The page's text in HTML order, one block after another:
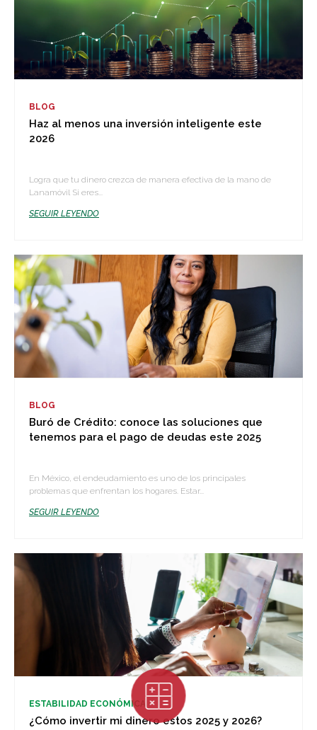
BLOG
Haz al menos una inversión inteligente este
2026
Logra que tu dinero crezca de manera efectiva de la mano de
Lanamóvil Si eres...
SEGUIR LEYENDO
BLOG
Buró de Crédito: conoce las soluciones que
tenemos para el pago de deudas este 2025
En México, el endeudamiento es uno de los principales
problemas que enfrentan los hogares. Estar...
SEGUIR LEYENDO
ESTABILIDAD ECONÓMICA
¿Cómo invertir mi dinero estos 2025 y 2026?